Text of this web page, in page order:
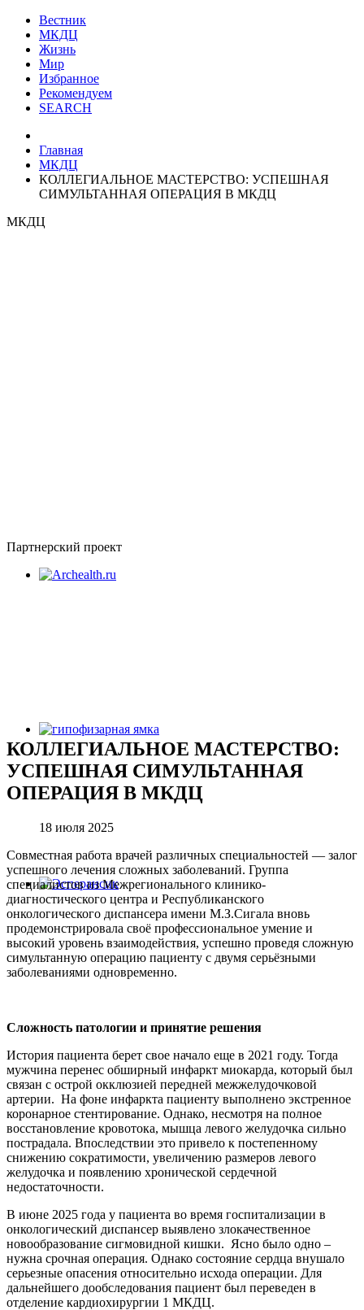
Вестник
МКДЦ
Жизнь
Мир
Избранное
Рекомендуем
SEARCH
Главная
МКДЦ
КОЛЛЕГИАЛЬНОЕ МАСТЕРСТВО: УСПЕШНАЯ
СИМУЛЬТАННАЯ ОПЕРАЦИЯ В МКДЦ
МКДЦ
Партнерский проект
КОЛЛЕГИАЛЬНОЕ МАСТЕРСТВО:
УСПЕШНАЯ СИМУЛЬТАННАЯ
ОПЕРАЦИЯ В МКДЦ
18 июля 2025
Совместная работа врачей различных специальностей — залог
успешного лечения сложных заболеваний. Группа
специалистов из Межрегионального клинико-
диагностического центра и Республиканского
онкологического диспансера имени М.З.Сигала вновь
продемонстрировала своё профессиональное умение и
высокий уровень взаимодействия, успешно проведя сложную
симультанную операцию пациенту с двумя серьёзными
заболеваниями одновременно.
Сложность патологии и принятие решения
История пациента берет свое начало еще в 2021 году. Тогда
мужчина перенес обширный инфаркт миокарда, который был
связан с острой окклюзией передней межжелудочковой
артерии. На фоне инфаркта пациенту выполнено экстренное
коронарное стентирование. Однако, несмотря на полное
восстановление кровотока, мышца левого желудочка сильно
пострадала. Впоследствии это привело к постепенному
снижению сократимости, увеличению размеров левого
желудочка и появлению хронической сердечной
недостаточности.
В июне 2025 года у пациента во время госпитализации в
онкологический диспансер выявлено злокачественное
новообразование сигмовидной кишки. Ясно было одно –
нужна срочная операция. Однако состояние сердца внушало
серьезные опасения относительно исхода операции. Для
дальнейшего дообследования пациент был переведен в
отделение кардиохирургии 1 МКДЦ.